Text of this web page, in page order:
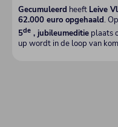
Gecumuleerd heeft Leive
62.000 euro opgehaald. Op
5de , jubileumeditie plaats
up wordt in de loop van